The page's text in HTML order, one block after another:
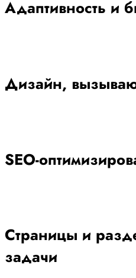
Адаптивность и
Дизайн,
SEO-
Страницы и
задачи